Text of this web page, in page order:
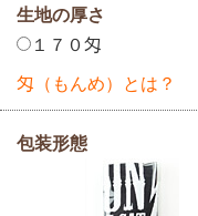
生地の厚さ
１７０匁
匁（もんめ）とは？
包装形態